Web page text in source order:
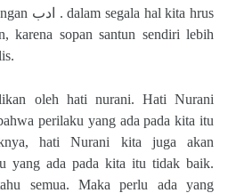
ادب . dalam segala hal kita hrus
karena sopan santun sendiri lebih
oleh hati nurani. Hati Nurani
perilaku yang ada pada kita itu
hati Nurani kita juga akan
yang ada pada kita itu tidak baik.
semua. Maka perlu ada yang